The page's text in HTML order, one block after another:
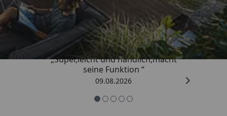
4,81/ 5
„Super,leicht und handlich,macht
seine Funktion “
09.08.2026